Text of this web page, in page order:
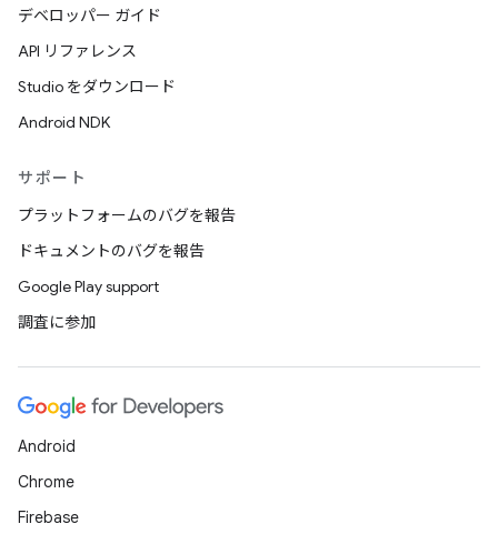
デベロッパー ガイド
API リファレンス
Studio をダウンロード
Android NDK
サポート
プラットフォームのバグを報告
ドキュメントのバグを報告
Google Play support
調査に参加
Android
Chrome
Firebase